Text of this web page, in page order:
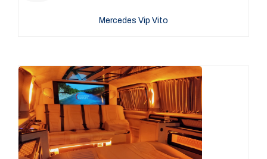
Mercedes Vip Vito